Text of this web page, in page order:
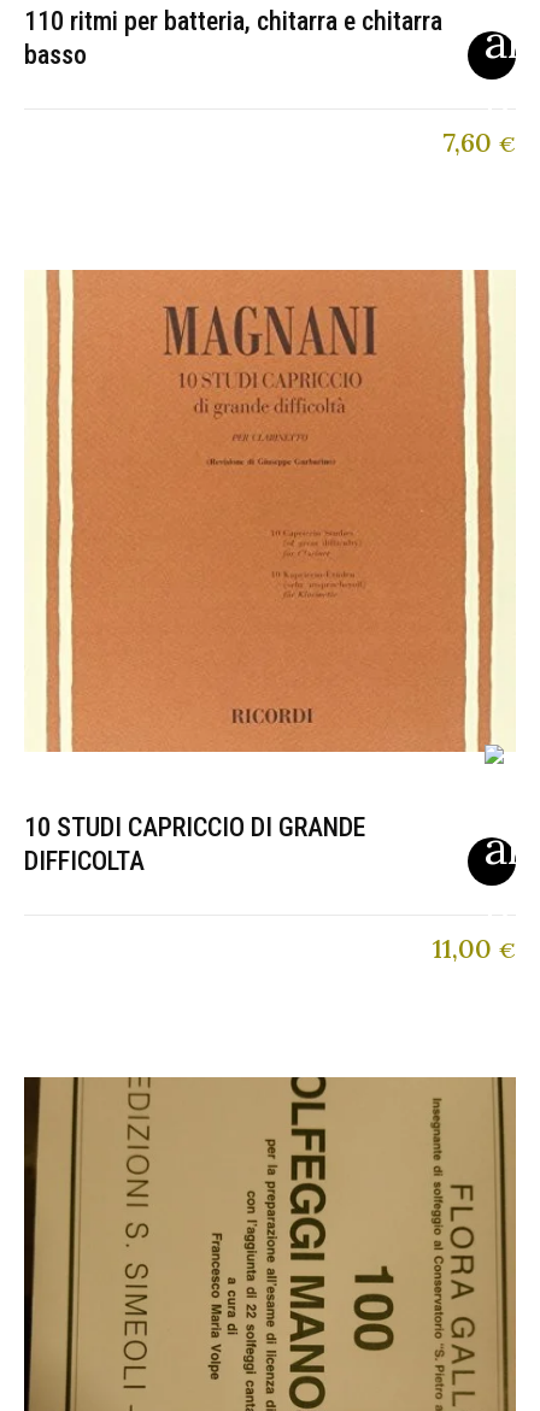
110 ritmi per batteria, chitarra e chitarra
basso
7,60 €
10 STUDI CAPRICCIO DI GRANDE
DIFFICOLTA
11,00 €